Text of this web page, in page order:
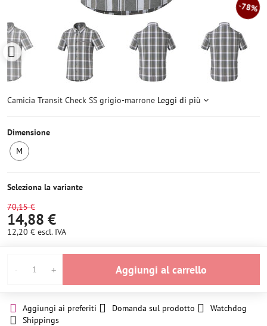
78%
Camicia Transit Check SS grigio-marrone Leggi di più
Dimensione
M
Seleziona la variante
70,15 €
14,88 €
12,20 € escl. IVA
Aggiungi al carrello
Aggiungi ai preferiti Domanda sul prodotto
Watchdog
Shippings